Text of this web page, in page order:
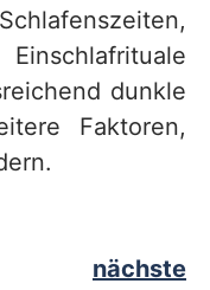
dunkle
Faktoren,
nächste